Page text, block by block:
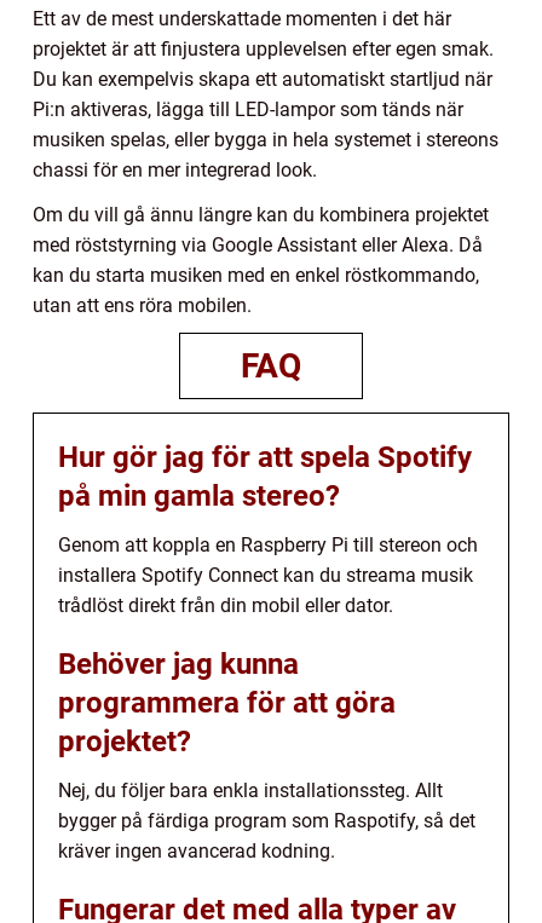
Ett av de mest underskattade momenten i det här
projektet är att finjustera upplevelsen efter egen smak.
Du kan exempelvis skapa ett automatiskt startljud när
Pi:n aktiveras, lägga till LED-lampor som tänds när
musiken spelas, eller bygga in hela systemet i stereons
chassi för en mer integrerad look.
Om du vill gå ännu längre kan du kombinera projektet
med röststyrning via Google Assistant eller Alexa. Då
kan du starta musiken med en enkel röstkommando,
utan att ens röra mobilen.
FAQ
Hur gör jag för att spela Spotify
på min gamla stereo?
Genom att koppla en Raspberry Pi till stereon och
installera Spotify Connect kan du streama musik
trådlöst direkt från din mobil eller dator.
Behöver jag kunna
programmera för att göra
projektet?
Nej, du följer bara enkla installationssteg. Allt
bygger på färdiga program som Raspotify, så det
kräver ingen avancerad kodning.
Fungerar det med alla typer av